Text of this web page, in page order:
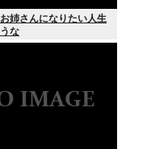
姉さんになりたい人生
な